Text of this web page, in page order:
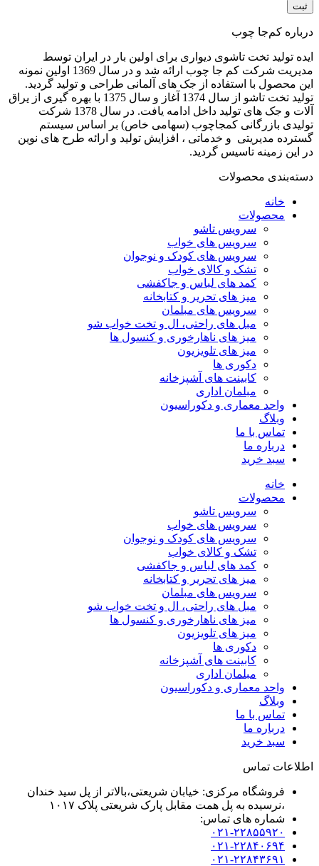
درباره کم‌جا چوب
ایده تولید تخت تاشوی دیواری برای اولین بار در ایران توسط
مدیریت شرکت کم جا چوب ارائه شد و در سال 1369 اولین نمونه
این محصول با استفاده از جک های آلمانی طراحی و تولید گردید.
تولید تخت تاشو از سال 1374 آغاز و سال 1375 با بهره گیری از یراق
آلات و جک های تولید داخل ادامه یافت. در سال 1378 شرکت
تولیدی بازرگانی کمجاچوب (سهامی خاص) بر اساس سیستم
گسترده مدیریتی و خدماتی ، افزایش تولید و ارائه طرح های نوین
در این زمینه تاسیس گردید.
دسته‌بندی محصولات
خانه
محصولات
سرویس تاشو
سرویس های خواب
سرویس های کودک و نوجوان
تشک و کالای خواب
کمد های لباس و جاکفشی
میز های تحریر و کتابخانه
سرویس های مبلمان
مبل های راحتی، ال و تخت خواب شو
میز های ناهارخوری و کنسول ها
میز های تلویزیون
دکوری ها
کابینت های آشپزخانه
مبلمان اداری
واحد معماری و دکوراسیون
وبلاگ
تماس با ما
درباره ما
سبد خرید
خانه
محصولات
سرویس تاشو
سرویس های خواب
سرویس های کودک و نوجوان
تشک و کالای خواب
کمد های لباس و جاکفشی
میز های تحریر و کتابخانه
سرویس های مبلمان
مبل های راحتی، ال و تخت خواب شو
میز های ناهارخوری و کنسول ها
میز های تلویزیون
دکوری ها
کابینت های آشپزخانه
مبلمان اداری
واحد معماری و دکوراسیون
وبلاگ
تماس با ما
درباره ما
سبد خرید
اطلاعات تماس
فروشگاه مرکزی: خیابان شریعتی،بالاتر از پل سید خندان
،نرسیده به پل همت مقابل پارک شریعتی پلاک ۱۰۱۷
شماره های تماس:
۰۲۱-۲۲۸۵۵۹۲۰
۰۲۱-۲۲۸۴۰۶۹۴
۰۲۱-۲۲۸۴۳۶۹۱